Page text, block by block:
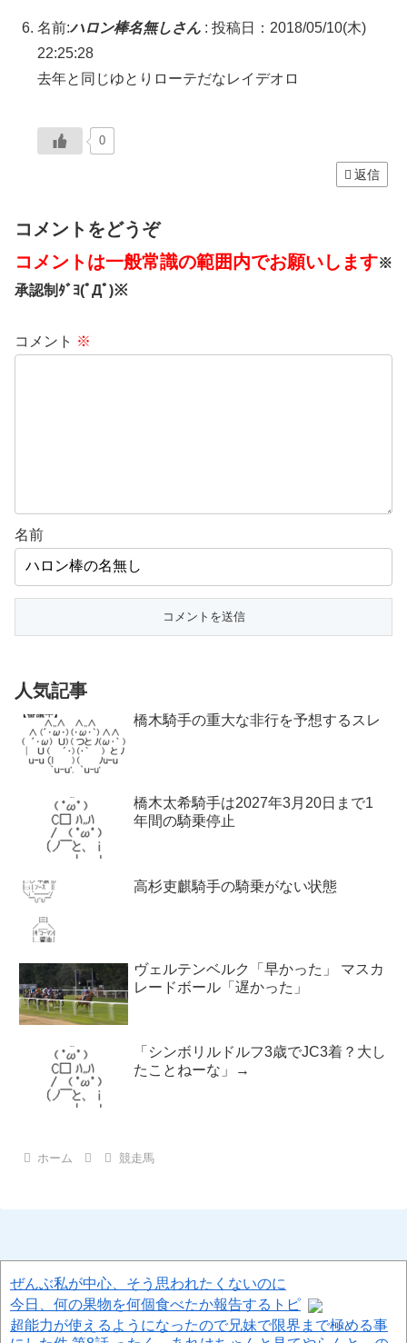
名前:ハロン棒名無しさん : 投稿日：2018/05/10(木)
22:25:28
去年と同じゆとりローテだなレイデオロ
0
返信
コメントをどうぞ
コメントは一般常識の範囲内でお願いします※
承認制ﾀﾞﾖ(ﾟДﾟ)※
コメント ※
名前
人気記事
橋木騎手の重大な非行を予想するスレ
橋木太希騎手は2027年3月20日まで1
年間の騎乗停止
高杉吏麒騎手の騎乗がない状態
ヴェルテンベルク「早かった」 マスカ
レードボール「遅かった」
「シンボリルドルフ3歳でJC3着？大し
たことねーな」→
ホーム 競走馬
ぜんぶ私が中心、そう思われたくないのに
今日、何の果物を何個食べたか報告するトピ
超能力が使えるようになったので兄妹で限界まで極める事